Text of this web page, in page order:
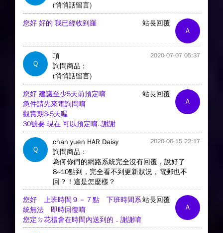
(悄悄話留言)
A
站長回覆
您好 好的 我已經收到羅
Q
項 2020-07-07 05:37
詢問商品 :
(悄悄話留言)
A
站長回覆
您好 建議至少5天前預定唷
急件請先來電詢問唷
觀賞期3-5天喔
30號要 現在 可以預定唷..謝謝
Q
chan yuen HAR Daisy 2020-06-15 22:17
詢問商品 :
為何你們的網路系統完全沒有回覆，說好了
8~10點到，完全看不到更新狀況，電郵也不
回？！這是怎麼樣？
A
站長回覆
您好 上班時間９－７點 下班時間系
統無法 即時回復唷
您定ㄉ花禮會在時間內送到的．謝謝唷